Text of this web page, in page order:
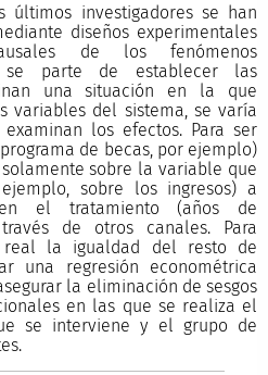
últimos investigadores se han
diseños experimentales
de los fenómenos
se parte de establecer las
una situación en la que
variables del sistema, se varía
los efectos. Para ser
de becas, por ejemplo)
sobre la variable que
sobre los ingresos) a
el tratamiento (años de
de otros canales. Para
real la igualdad del resto de
una regresión econométrica
la eliminación de sesgos
en las que se realiza el
se interviene y el grupo de